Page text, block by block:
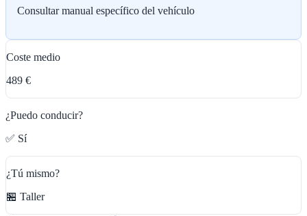
Consultar manual específico del vehículo
Coste medio
489 €
¿Puedo conducir?
✅ Sí
¿Tú mismo?
🏪 Taller